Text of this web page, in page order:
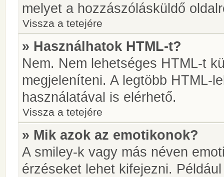
melyet a hozzászólásküldő
Vissza a tetejére
» Használhatok HTML-t?
Nem. Nem lehetséges HTML-t
megjeleníteni. A legtöbb HTML-
használatával is elérhető.
Vissza a tetejére
» Mik azok az emotikonok?
A smiley-k vagy más néven
érzéseket lehet kifejezni.